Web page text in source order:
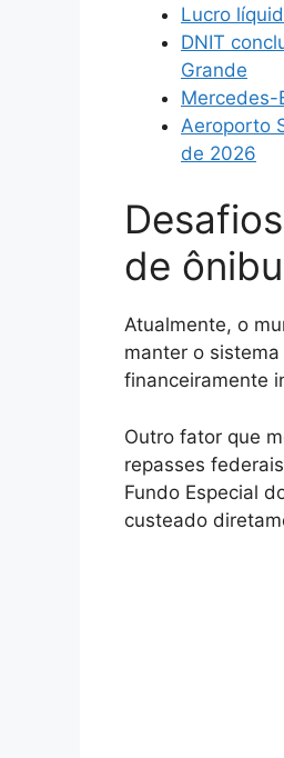
Lucro
DNIT
Grande
Mercedes-
Aeroporto
de 2026
de
Atualmente, o
manter o
financeiramente
Outro fator que
repasses
Fundo Especial
custeado